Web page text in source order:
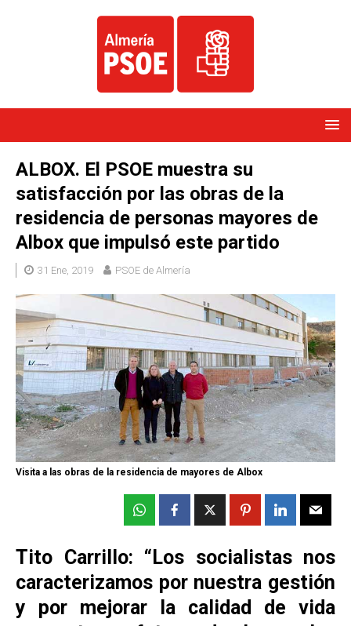
ALBOX. El PSOE muestra su
satisfacción por las obras de la
residencia de personas mayores de
Albox que impulsó este partido
31 Ene, 2019 PSOE de Almería
Visita a las obras de la residencia de mayores de Albox
Tito Carrillo: “Los socialistas nos
caracterizamos por nuestra gestión
y por mejorar la calidad de vida